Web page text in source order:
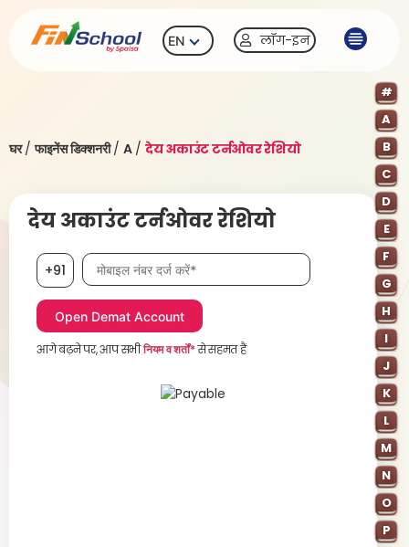
EN लॉग-इन
घर/फाइनेंस डिक्शनरी/ A/ देय अकाउंट टर्नओवर रेशियो
#
A
B
C
D
E
F
G
H
I
J
K
L
M
N
O
P
देय अकाउंट टर्नओवर रेशियो
+91 मोबाइल नंबर आवश्यक है
आगे बढ़ने पर, आप सभीनियम व शर्तों*से सहमत हैं